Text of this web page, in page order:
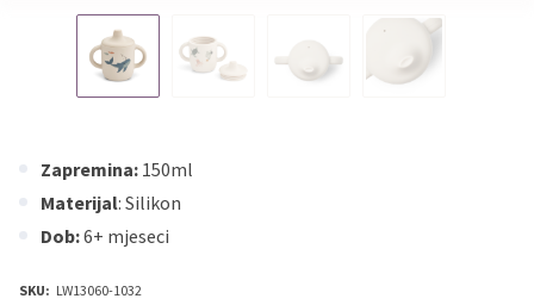
Zapremina: 150ml
Materijal: Silikon
Dob:6+ mjeseci
SKU: LW13060-1032